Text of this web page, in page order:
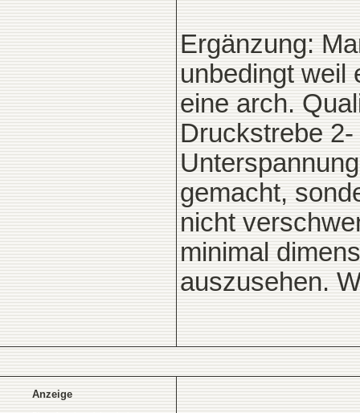
Ergänzung:
unbedingt weil
eine arch.
Druckstrebe
gemacht,
nicht
minimal
auszusehen.
Anzeige